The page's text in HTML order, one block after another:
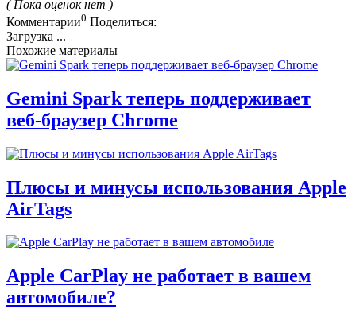
( Пока оценок нет )
Комментарии0 Поделиться:
Загрузка ...
Похожие материалы
Gemini Spark теперь поддерживает
веб-браузер Chrome
Плюсы и минусы использования Apple
AirTags
Apple CarPlay не работает в вашем
автомобиле?